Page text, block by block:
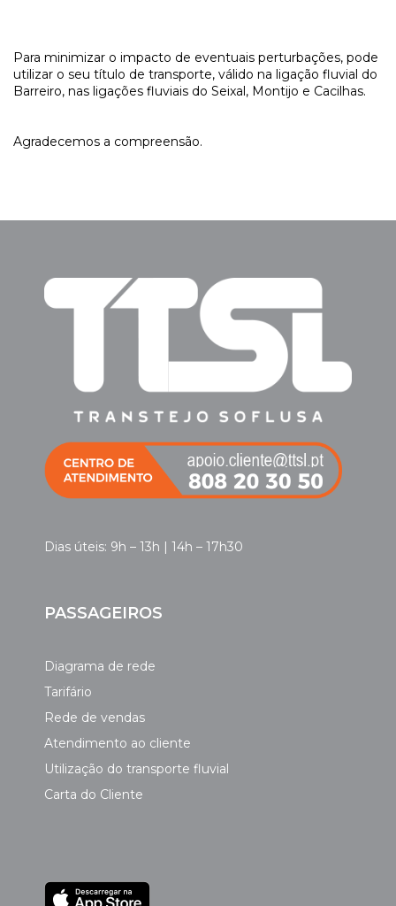
Para minimizar o impacto de eventuais perturbações, pode
utilizar o seu título de transporte, válido na ligação fluvial do
Barreiro, nas ligações fluviais do Seixal, Montijo e Cacilhas.
Agradecemos a compreensão.
Dias úteis: 9h – 13h | 14h – 17h30
PASSAGEIROS
Diagrama de rede
Tarifário
Rede de vendas
Atendimento ao cliente
Utilização do transporte fluvial
Carta do Cliente